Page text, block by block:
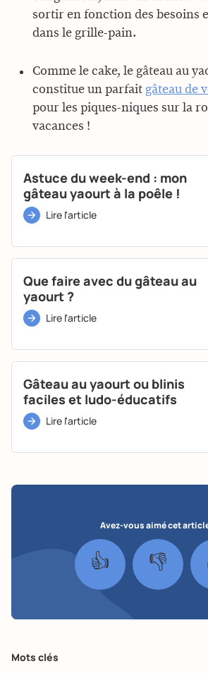
sortir en fonction des besoins
dans le grille-pain.
Comme le cake, le gâteau au
constitue un parfait gâteau de
pour les piques-niques sur la
vacances !
Astuce du week-end : mon
gâteau yaourt à la poêle !
Lire l'article
Que faire avec du gâteau au
yaourt ?
Lire l'article
Gâteau au yaourt ou blinis
faciles et ludo-éducatifs
Lire l'article
Avez-vous aimé cet
👍 👎
Mots clés